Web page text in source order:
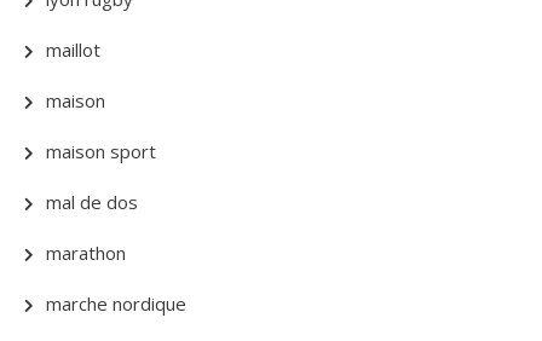
maillot
maison
maison sport
mal de dos
marathon
marche nordique